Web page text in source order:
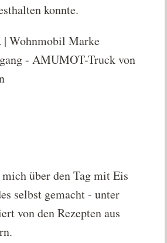
konnte.
über den Tag mit Eis
selbst gemacht - unter
von den Rezepten aus